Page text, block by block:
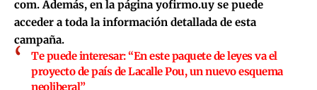
com. Además, en la página yofirmo.uy se puede
acceder a toda la información detallada de esta
campaña.
Te puede interesar:“En este paquete de leyes va el
proyecto de país de Lacalle Pou, un nuevo esquema
neoliberal”